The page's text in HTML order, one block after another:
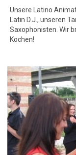
Unsere Latino
Latin D.J., unseren
Saxophonisten. Wir
Kochen!